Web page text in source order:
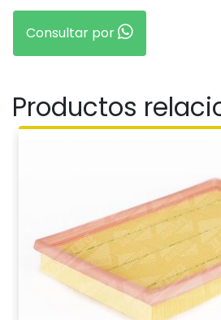
Consultar por
Productos